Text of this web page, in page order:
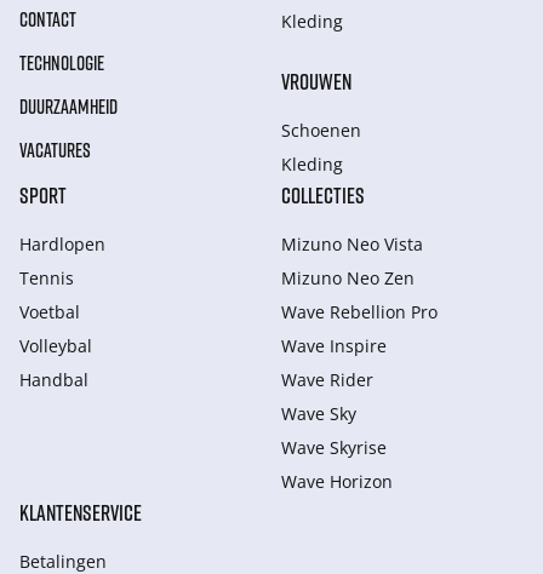
CONTACT
TECHNOLOGIE
DUURZAAMHEID
VACATURES
Kleding
VROUWEN
Schoenen
Kleding
SPORT
Hardlopen
Tennis
Voetbal
Volleybal
Handbal
COLLECTIES
Mizuno Neo Vista
Mizuno Neo Zen
Wave Rebellion Pro
Wave Inspire
Wave Rider
Wave Sky
Wave Skyrise
Wave Horizon
KLANTENSERVICE
Betalingen